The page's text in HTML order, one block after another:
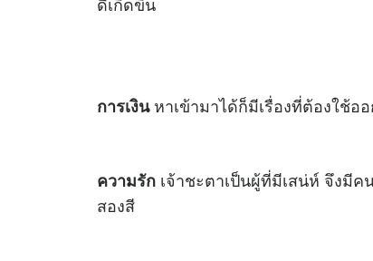
การเงินหาเข้ามาได้ก็มีเรื่องที่ต้องใช้อ
ความรัก เจ้าชะตาเป็นผู้ที่มีเสน่ห์ จึงมี
สองสี